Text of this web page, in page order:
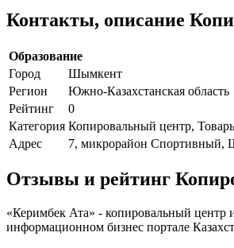
Контакты, описание
Образование
Город
Шымкент
Регион
Южно-Казахстанская область
Рейтинг
0
Категория Копировальный центр,
Адрес
7, микрорайон Спортивный,
Отзывы и рейтинг
«Керимбек Ата» - копировальный
информационном бизнес портале